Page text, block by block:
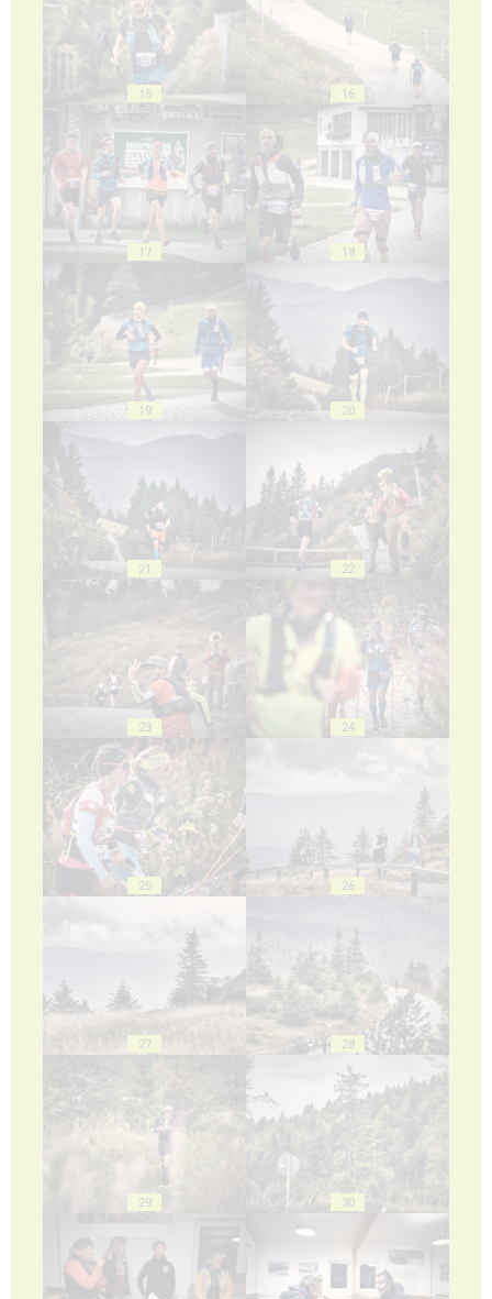
15 16
17 18
19 20
21 22
23 24
25 26
27 28
29 30